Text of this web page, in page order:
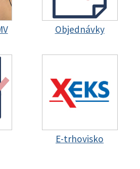
Objednávky
E-trhovisko